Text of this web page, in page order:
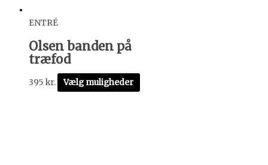
ENTRÉ
Olsen banden på
træfod
395 kr. Vælg muligheder